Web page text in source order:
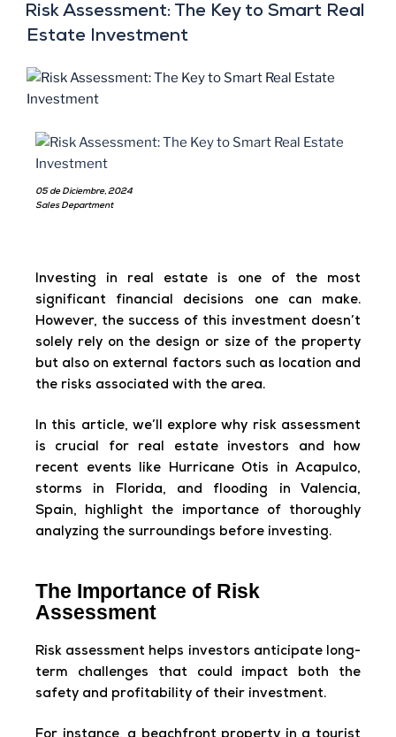
Risk Assessment: The Key to Smart Real
Estate Investment
05 de Diciembre, 2024
Sales Department
Investing in real estate is one of the most
significant financial decisions one can make.
However, the success of this investment doesn’t
solely rely on the design or size of the property
but also on external factors such as location and
the risks associated with the area.
In this article, we’ll explore why risk assessment
is crucial for real estate investors and how
recent events like Hurricane Otis in Acapulco,
storms in Florida, and flooding in Valencia,
Spain, highlight the importance of thoroughly
analyzing the surroundings before investing.
The Importance of Risk
Assessment
Risk assessment helps investors anticipate long-
term challenges that could impact both the
safety and profitability of their investment.